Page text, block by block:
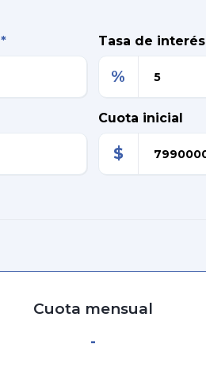
* Tasa de interés
%
Cuota inicial
$
Cuota mensual
-